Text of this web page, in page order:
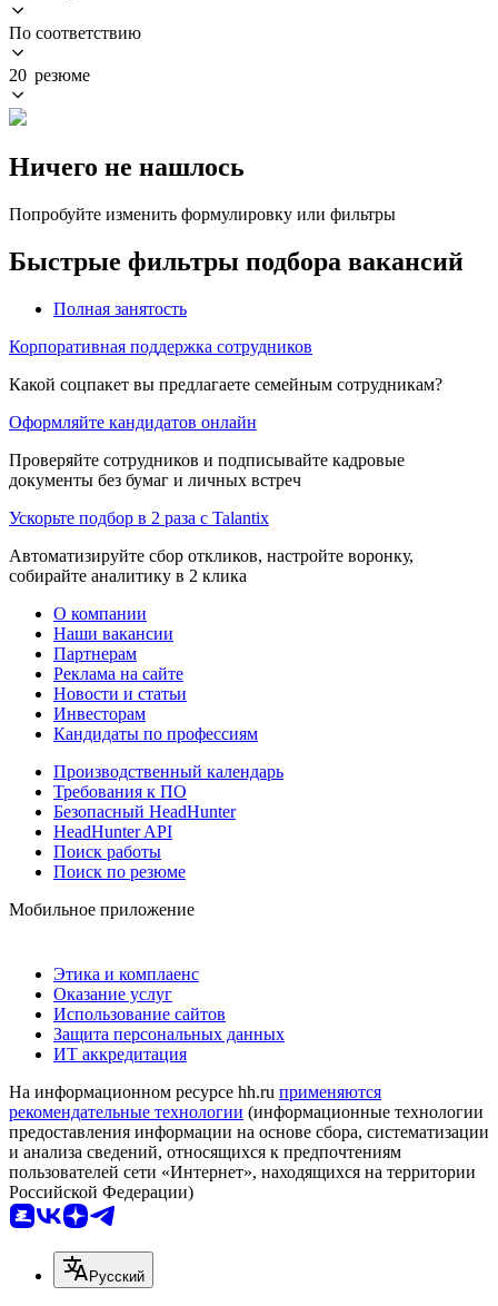
По соответствию
20 резюме
Ничего не нашлось
Попробуйте изменить формулировку или фильтры
Быстрые фильтры подбора вакансий
Полная занятость
Корпоративная поддержка сотрудников
Какой соцпакет вы предлагаете семейным сотрудникам?
Оформляйте кандидатов онлайн
Проверяйте сотрудников и подписывайте кадровые
документы без бумаг и личных встреч
Ускорьте подбор в 2 раза с Talantix
Автоматизируйте сбор откликов, настройте воронку,
собирайте аналитику в 2 клика
О компании
Наши вакансии
Партнерам
Реклама на сайте
Новости и статьи
Инвесторам
Кандидаты по профессиям
Производственный календарь
Требования к ПО
Безопасный HeadHunter
HeadHunter API
Поиск работы
Поиск по резюме
Мобильное приложение
Этика и комплаенс
Оказание услуг
Использование сайтов
Защита персональных данных
ИТ аккредитация
На информационном ресурсе hh.ru применяются
рекомендательные технологии (информационные технологии
предоставления информации на основе сбора, систематизации
и анализа сведений, относящихся к предпочтениям
пользователей сети «Интернет», находящихся на территории
Российской Федерации)
Русский